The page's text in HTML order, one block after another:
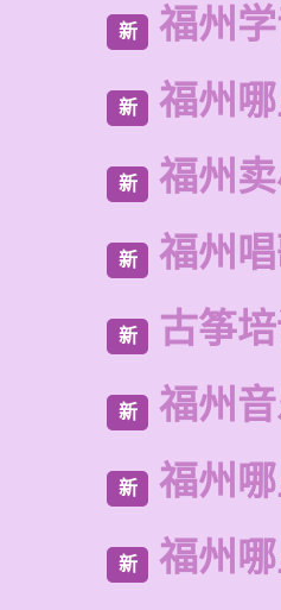
新 福州
新 福州
新 福州
新 福州
新 古筝
新 福州
新 福州
新 福州